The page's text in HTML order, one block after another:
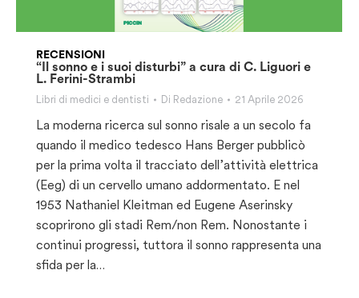
RECENSIONI
“Il sonno e i suoi disturbi” a cura di C. Liguori e
L. Ferini-Strambi
Libri di medici e dentisti Di Redazione 21 Aprile 2026
La moderna ricerca sul sonno risale a un secolo fa
quando il medico tedesco Hans Berger pubblicò
per la prima volta il tracciato dell’attività elettrica
(Eeg) di un cervello umano addormentato. E nel
1953 Nathaniel Kleitman ed Eugene Aserinsky
scoprirono gli stadi Rem/non Rem. Nonostante i
continui progressi, tuttora il sonno rappresenta una
sfida per la…